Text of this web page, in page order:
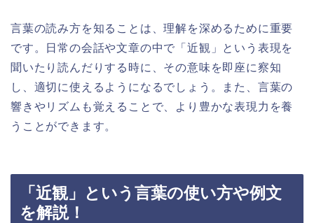
言葉の読み方を知ることは、理解を深めるために重要
です。日常の会話や文章の中で「近観」という表現を
聞いたり読んだりする時に、その意味を即座に察知
し、適切に使えるようになるでしょう。また、言葉の
響きやリズムも覚えることで、より豊かな表現力を養
うことができます。
「近観」という言葉の使い方や例文
を解説！